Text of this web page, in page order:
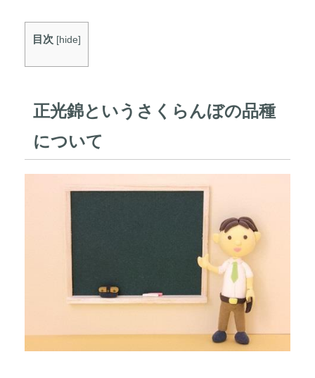
目次 [hide]
正光錦というさくらんぼの品種
について